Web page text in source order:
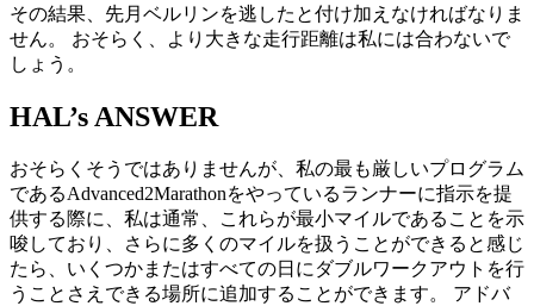
その結果、先月ベルリンを逃したと付け加えなければなりま
せん。 おそらく、より大きな走行距離は私には合わないで
しょう。
HAL’s ANSWER
おそらくそうではありませんが、私の最も厳しいプログラム
であるAdvanced2Marathonをやっているランナーに指示を提
供する際に、私は通常、これらが最小マイルであることを示
唆しており、さらに多くのマイルを扱うことができると感じ
たら、いくつかまたはすべての日にダブルワークアウトを行
うことさえできる場所に追加することができます。 アドバ